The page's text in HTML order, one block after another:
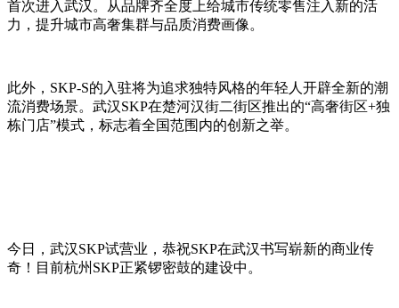
首次进入武汉。从品牌齐全度上给城市传统零售注入新的活
力，提升城市高奢集群与品质消费画像。
此外，SKP-S的入驻将为追求独特风格的年轻人开辟全新的潮
流消费场景。武汉SKP在楚河汉街二街区推出的“高奢街区+独
栋门店”模式，标志着全国范围内的创新之举。
今日，武汉SKP试营业，恭祝SKP在武汉书写崭新的商业传
奇！目前杭州SKP正紧锣密鼓的建设中。